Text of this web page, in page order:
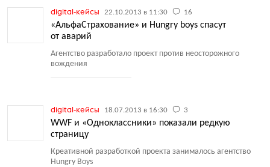
digital-кейсы 22.10.2013 в 11:30 16
«АльфаСтрахование» и Hungry boys спасут
от аварий
Агентство разработало проект против неосторожного
вождения
digital-кейсы 18.07.2013 в 16:30 3
WWF и «Одноклассники» показали редкую
страницу
Креативной разработкой проекта занималось агентство
Hungry Boys